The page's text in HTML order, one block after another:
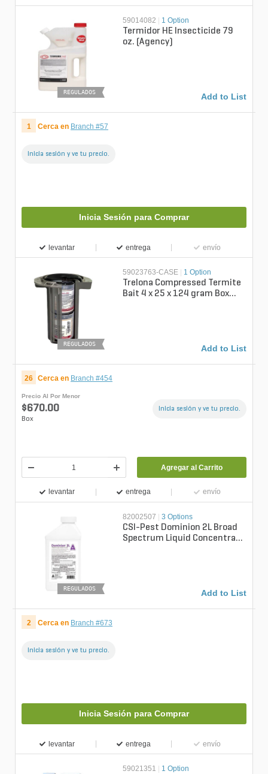
REGULADOS
59014082 1 Option
Termidor HE Insecticide 79
oz. (Agency)
Add to List
1 Cerca en Branch #57
Inicia sesión y ve tu precio.
Inicia Sesión para Comprar
levantar entrega envío
REGULADOS
59023763-CASE 1 Option
Trelona Compressed Termite
Bait 4 x 25 x 124 gram Box
Add to List
26 Cerca en Branch #454
Precio Al Por Menor
$670.00
Box
Inicia sesión y ve tu precio.
Agregar al Carrito
levantar entrega envío
REGULADOS
82002507 3 Options
CSI-Pest Dominion 2L Broad
Spectrum Liquid Concentrate
Add to List
2 Cerca en Branch #673
Inicia sesión y ve tu precio.
Inicia Sesión para Comprar
levantar entrega envío
59021351 1 Option